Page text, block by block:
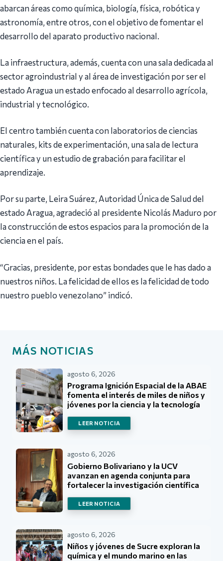
abarcan áreas como química, biología, física, robótica y
astronomía, entre otros, con el objetivo de fomentar el
desarrollo del aparato productivo nacional.
La infraestructura, además, cuenta con una sala dedicada al
sector agroindustrial y al área de investigación por ser el
estado Aragua un estado enfocado al desarrollo agrícola,
industrial y tecnológico.
El centro también cuenta con laboratorios de ciencias
naturales, kits de experimentación, una sala de lectura
científica y un estudio de grabación para facilitar el
aprendizaje.
Por su parte, Leira Suárez, Autoridad Única de Salud del
estado Aragua, agradeció al presidente Nicolás Maduro por
la construcción de estos espacios para la promoción de la
ciencia en el país.
“Gracias, presidente, por estas bondades que le has dado a
nuestros niños. La felicidad de ellos es la felicidad de todo
nuestro pueblo venezolano” indicó.
MÁS NOTICIAS
agosto 6, 2026
Programa Ignición Espacial de la ABAE
fomenta el interés de miles de niños y
jóvenes por la ciencia y la tecnología
LEER NOTICIA
agosto 6, 2026
Gobierno Bolivariano y la UCV
avanzan en agenda conjunta para
fortalecer la investigación científica
LEER NOTICIA
agosto 6, 2026
Niños y jóvenes de Sucre exploran la
química y el mundo marino en las